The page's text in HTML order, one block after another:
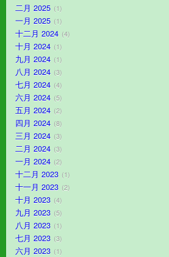
二月 2025 1
一月 2025 1
十二月 2024 4
十月 2024 1
九月 2024 1
八月 2024 3
七月 2024 4
六月 2024 5
五月 2024 2
四月 2024 8
三月 2024 3
二月 2024 3
一月 2024 2
十二月 2023 1
十一月 2023 2
十月 2023 4
九月 2023 5
八月 2023 1
七月 2023 3
六月 2023 1